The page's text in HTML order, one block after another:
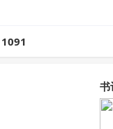
1091
书